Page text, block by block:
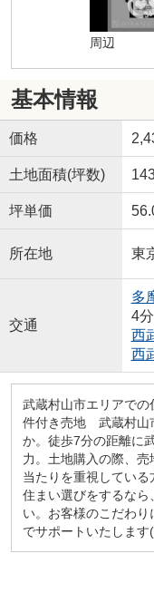
周辺
基本情報
価格
土地面積(坪数)
坪単価
所在地 東
交通
多
4分
西
西
武蔵村山市エリアで
件付き売地 武蔵村山
か。徒歩7分の距離に
力。土地購入の際、
当たりを重視してい
住まい選びをするなら
い。お客様のこだわ
でサポートいたします